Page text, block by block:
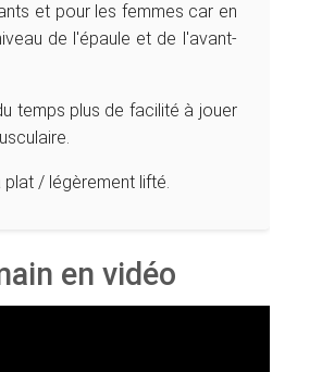
et pour les femmes car en
de l'épaule et de l'avant-
temps plus de facilité à jouer
/ légèrement lifté.
en vidéo